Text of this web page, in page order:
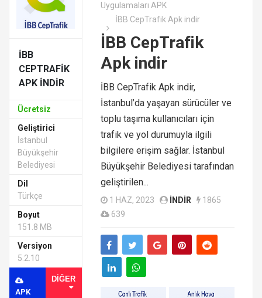
İBB
CEPTRAFIK
APK INDIR
Ücretsiz
Geliştirici
İstanbul
Büyükşehir
Belediyesi
Dil
Türkçe
Boyut
151.8 MB
Versiyon
5.2.10
APK
DIĞER
Uygulamaları APK
İBB CepTrafik Apk indir
İBB CepTrafik
Apk indir
İBB CepTrafik Apk indir,
İstanbul’da yaşayan sürücüler ve
toplu taşıma kullanıcıları için
trafik ve yol durumuyla ilgili
bilgilere erişim sağlar. İstanbul
Büyükşehir Belediyesi tarafından
geliştirilen...
1 HAZ, 2023 INDIR
1865
639